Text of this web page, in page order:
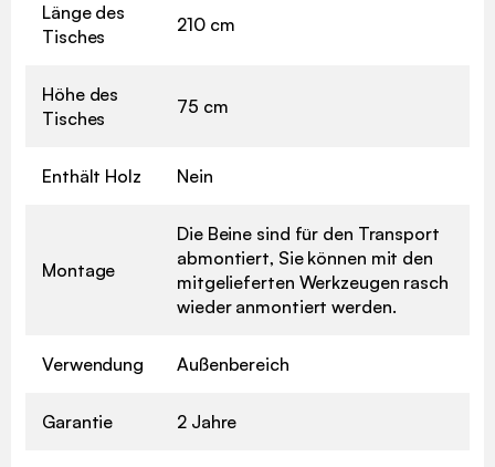
Länge des
Tisches
210 cm
Höhe des
Tisches
75 cm
Enthält Holz Nein
Montage
Die Beine sind für den Transport
abmontiert, Sie können mit den
mitgelieferten Werkzeugen rasch
wieder anmontiert werden.
Verwendung Außenbereich
Garantie 2 Jahre